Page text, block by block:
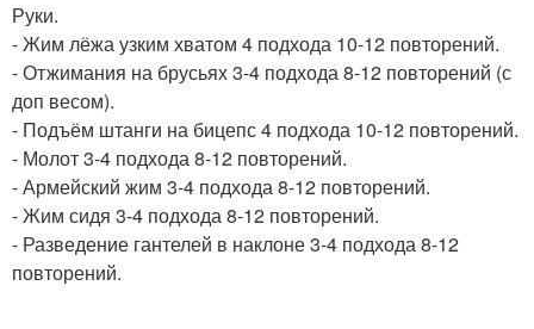
Руки.
- Жим лёжа узким хватом 4 подхода 10-12 повторений.
- Отжимания на брусьях 3-4 подхода 8-12 повторений (с
доп весом).
- Подъём штанги на бицепс 4 подхода 10-12 повторений.
- Молот 3-4 подхода 8-12 повторений.
- Армейский жим 3-4 подхода 8-12 повторений.
- Жим сидя 3-4 подхода 8-12 повторений.
- Разведение гантелей в наклоне 3-4 подхода 8-12
повторений.